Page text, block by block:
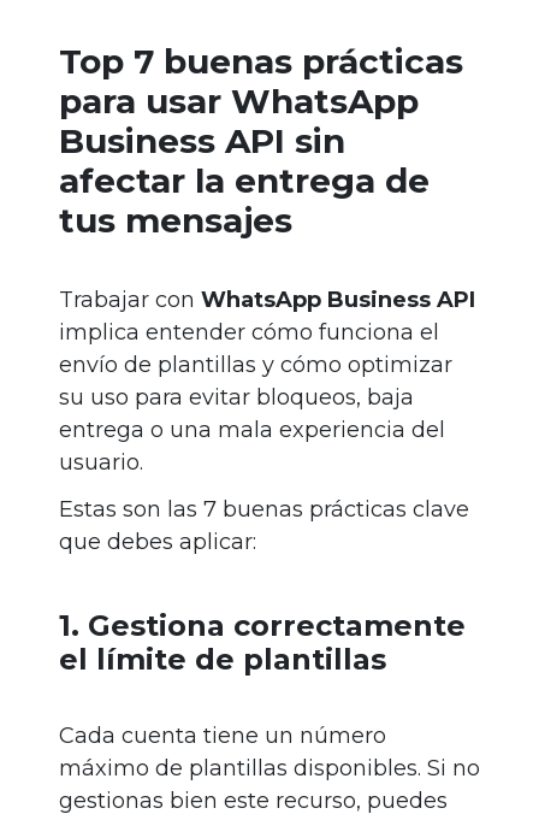
Top 7 buenas prácticas
para usar WhatsApp
Business API sin
afectar la entrega de
tus mensajes
Trabajar con WhatsApp Business API
implica entender cómo funciona el
envío de plantillas y cómo optimizar
su uso para evitar bloqueos, baja
entrega o una mala experiencia del
usuario.
Estas son las 7 buenas prácticas clave
que debes aplicar:
1. Gestiona correctamente
el límite de plantillas
Cada cuenta tiene un número
máximo de plantillas disponibles. Si no
gestionas bien este recurso, puedes